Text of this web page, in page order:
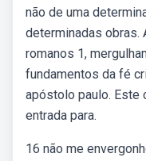
não de uma
determinadas obras.
romanos 1,
fundamentos da fé
apóstolo paulo. Este
entrada para.
16 não me